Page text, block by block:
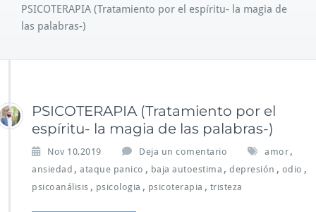
PSICOTERAPIA (Tratamiento por el espíritu- la magia de
las palabras-)
PSICOTERAPIA (Tratamiento por el
espíritu- la magia de las palabras-)
Nov 10,2019 Deja un comentario amor ,
ansiedad , ataque panico , baja autoestima , depresión , odio ,
psicoanálisis , psicologia , psicoterapia , tristeza